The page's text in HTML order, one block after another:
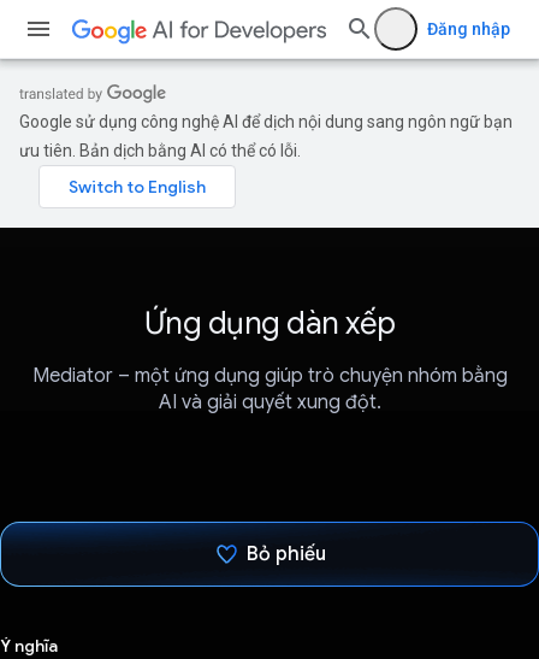
Đăng nhập
Google sử dụng công nghệ AI để dịch nội dung sang ngôn ngữ bạn
ưu tiên. Bản dịch bằng AI có thể có lỗi.
Ứng dụng dàn xếp
Mediator – một ứng dụng giúp trò chuyện nhóm bằng
AI và giải quyết xung đột.
Bỏ phiếu
Ý nghĩa